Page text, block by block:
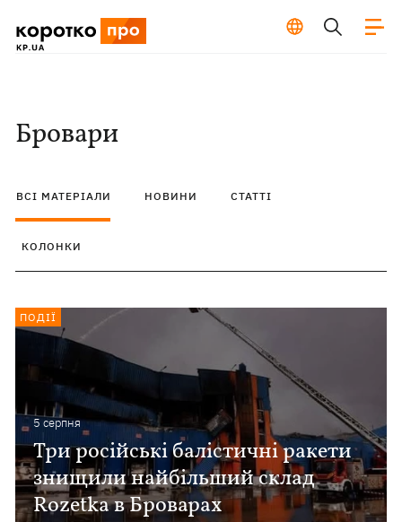
Бровари
ВСІ МАТЕРІАЛИ НОВИНИ СТАТТІ
КОЛОНКИ
5 серпня
Три російські балістичні ракети
знищили найбільший склад
Rozetka в Броварах
ПОДІЇ